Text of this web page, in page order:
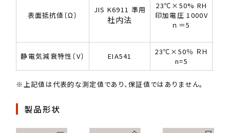
表面抵抗値〔Ω〕
JIS K6911 準用
社内法
23℃×50% RH
印加電圧 1000V
ｎ＝5
静電気減衰特性〔V〕 EIA541
23℃×50％ ＲＨ
n=5
※上記値は代表的な測定値であり、保証値ではありません。
製品形状